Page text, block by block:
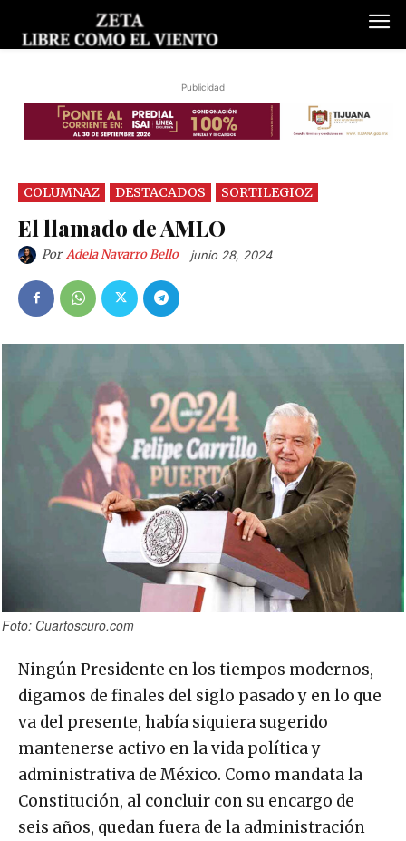
Publicidad
COLUMNAZ DESTACADOS SORTILEGIOZ
El llamado de AMLO
Por Adela Navarro Bello junio 28, 2024
Foto: Cuartoscuro.com
Ningún Presidente en los tiempos modernos,
digamos de finales del siglo pasado y en lo que
va del presente, había siquiera sugerido
mantenerse activo en la vida política y
administrativa de México. Como mandata la
Constitución, al concluir con su encargo de
seis años, quedan fuera de la administración